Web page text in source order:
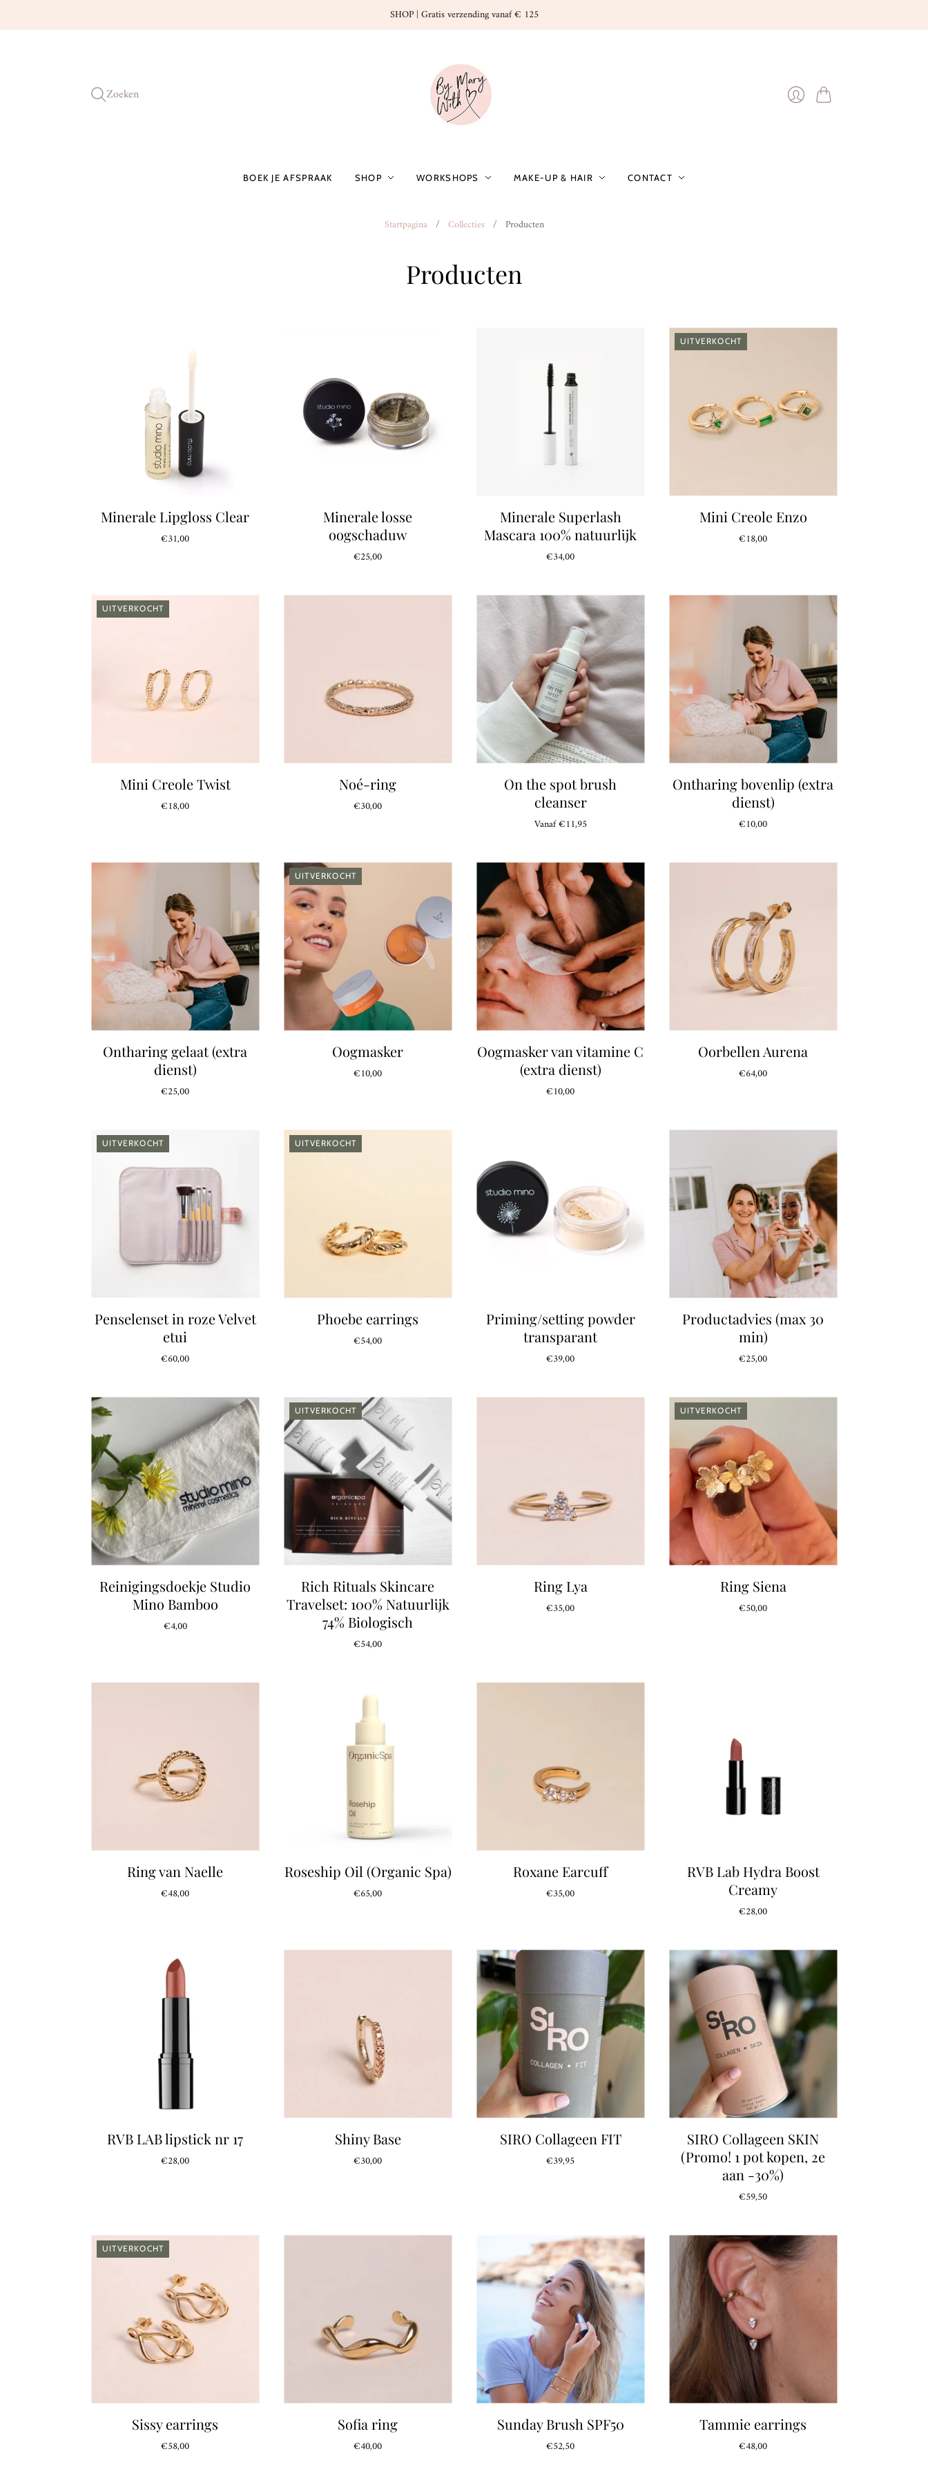
SHOP | Gratis verzending vanaf € 125
Zoeken
Winkelwagen
BOEK JE AFSPRAAK SHOP WORKSHOPS MAKE-UP & HAIR CONTACT
Startpagina / Collecties / Producten
Producten
Minerale Lipgloss Clear
€31,00
Minerale losse
oogschaduw
€25,00
Minerale Superlash
Mascara 100% natuurlijk
€34,00
UITVERKOCHT
Mini Creole Enzo
€18,00
UITVERKOCHT
Mini Creole Twist
€18,00
Noé-ring
€30,00
On the spot brush
cleanser
Vanaf€11,95
Ontharing bovenlip (extra
dienst)
€10,00
Ontharing gelaat (extra
dienst)
€25,00
UITVERKOCHT
Oogmasker
€10,00
Oogmasker van vitamine C
(extra dienst)
€10,00
Oorbellen Aurena
€64,00
UITVERKOCHT
Penselenset in roze Velvet
etui
€60,00
UITVERKOCHT
Phoebe earrings
€54,00
Priming/setting powder
transparant
€39,00
Productadvies (max 30
min)
€25,00
Reinigingsdoekje Studio
Mino Bamboo
€4,00
UITVERKOCHT
Rich Rituals Skincare
Travelset: 100% Natuurlijk
74% Biologisch
€54,00
Ring Lya
€35,00
UITVERKOCHT
Ring Siena
€50,00
Ring van Naelle
€48,00
Roseship Oil (Organic Spa)
€65,00
Roxane Earcuff
€35,00
RVB Lab Hydra Boost
Creamy
€28,00
RVB LAB lipstick nr 17
€28,00
Shiny Base
€30,00
SIRO Collageen FIT
€39,95
SIRO Collageen SKIN
(Promo! 1 pot kopen, 2e
aan -30%)
€59,50
UITVERKOCHT
Sissy earrings
€58,00
Sofia ring
€40,00
Sunday Brush SPF50
€52,50
Tammie earrings
€48,00